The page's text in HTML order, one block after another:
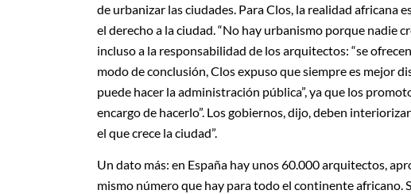
de urbanizar las ciudades. Para Clos, la realidad africana
el derecho a la ciudad. “No hay urbanismo porque nadie
incluso a la responsabilidad de los arquitectos: “se
modo de conclusión, Clos expuso que siempre es mejor
puede hacer la administración pública”, ya que los
encargo de hacerlo”. Los gobiernos, dijo, deben
el que crece la ciudad”.
Un dato más: en España hay unos 60.000 arquitectos,
mismo número que hay para todo el continente africano.